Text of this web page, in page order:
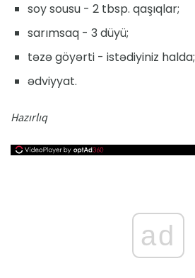
soy sousu - 2 tbsp. qaşıqlar;
sarımsaq - 3 düyü;
təzə göyərti - istədiyiniz halda;
ədviyyat.
Hazırlıq
ad